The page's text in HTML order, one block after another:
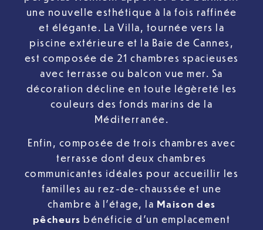
une nouvelle esthétique à la fois raffinée
et élégante. La Villa, tournée vers la
piscine extérieure et la Baie de Cannes,
est composée de 21 chambres spacieuses
avec terrasse ou balcon vue mer. Sa
décoration décline en toute légèreté les
couleurs des fonds marins de la
Méditerranée.
Enfin, composée de trois chambres avec
terrasse dont deux chambres
communicantes idéales pour accueillir les
familles au rez-de-chaussée et une
chambre à l’étage, la Maison des
pêcheurs bénéficie d’un emplacement